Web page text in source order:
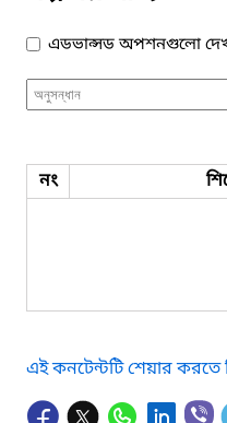
এডভান্সড অপশনগুলো
নং
এই কনটেন্টটি শেয়ার